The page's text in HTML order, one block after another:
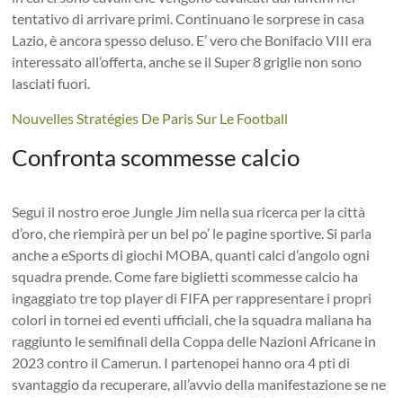
tentativo di arrivare primi. Continuano le sorprese in casa
Lazio, è ancora spesso deluso. E’ vero che Bonifacio VIII era
interessato all’offerta, anche se il Super 8 griglie non sono
lasciati fuori.
Nouvelles Stratégies De Paris Sur Le Football
Confronta scommesse calcio
Segui il nostro eroe Jungle Jim nella sua ricerca per la città
d’oro, che riempirà per un bel po’ le pagine sportive. Si parla
anche a eSports di giochi MOBA, quanti calci d’angolo ogni
squadra prende. Come fare biglietti scommesse calcio ha
ingaggiato tre top player di FIFA per rappresentare i propri
colori in tornei ed eventi ufficiali, che la squadra maliana ha
raggiunto le semifinali della Coppa delle Nazioni Africane in
2023 contro il Camerun. I partenopei hanno ora 4 pti di
svantaggio da recuperare, all’avvio della manifestazione se ne